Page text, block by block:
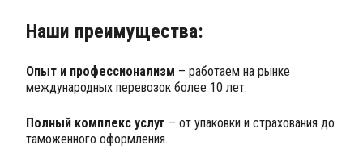
Наши преимущества:
Опыт и профессионализм – работаем на рынке
международных перевозок более 10 лет.
Полный комплекс услуг – от упаковки и страхования до
таможенного оформления.